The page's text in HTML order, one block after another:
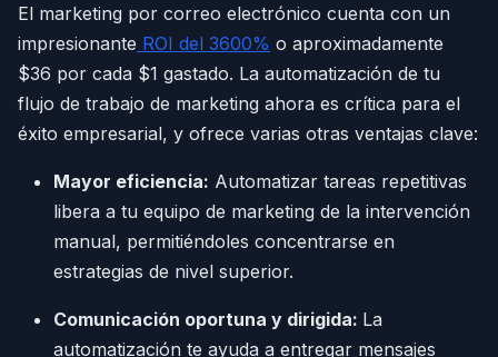
El marketing por correo electrónico cuenta con un
impresionante ROI del 3600% o aproximadamente
$36 por cada $1 gastado. La automatización de tu
flujo de trabajo de marketing ahora es crítica para el
éxito empresarial, y ofrece varias otras ventajas clave:
Mayor eficiencia: Automatizar tareas repetitivas
libera a tu equipo de marketing de la intervención
manual, permitiéndoles concentrarse en
estrategias de nivel superior.
Comunicación oportuna y dirigida: La
automatización te ayuda a entregar mensajes